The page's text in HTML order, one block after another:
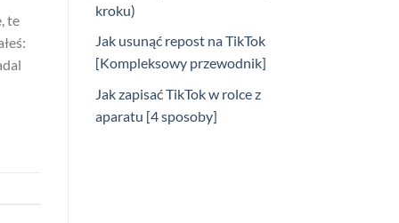
te
kroku)
Jak usunąć repost na TikTok
[Kompleksowy przewodnik]
Jak zapisać TikTok w rolce z
aparatu [4 sposoby]